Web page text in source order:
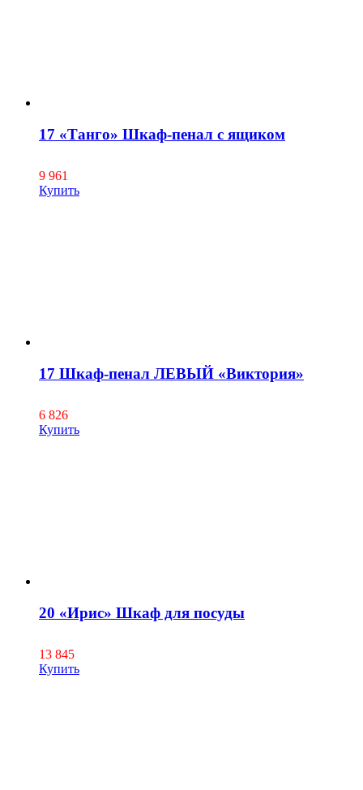
17 «Танго» Шкаф-пенал с ящиком
9 961
Купить
17 Шкаф-пенал ЛЕВЫЙ «Виктория»
6 826
Купить
20 «Ирис» Шкаф для посуды
13 845
Купить